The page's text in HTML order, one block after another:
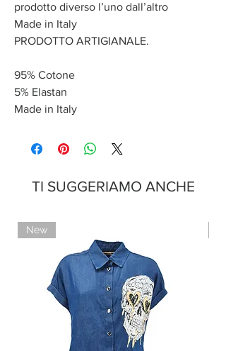
prodotto diverso l’uno dall’altro
Made in Italy
PRODOTTO ARTIGIANALE.
95% Cotone
5% Elastan
Made in Italy
TI SUGGERIAMO ANCHE
New